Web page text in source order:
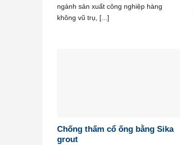
ngành sản xuất công nghiệp hàng
không vũ trụ, [...]
Chống thấm cổ ống bằng Sika
grout